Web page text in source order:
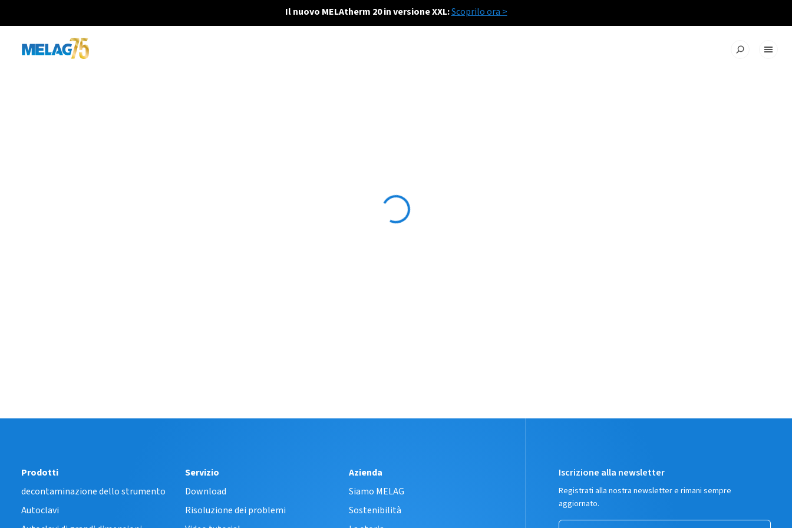
Il nuovo MELAtherm 20 in versione XXL:Scoprilo ora >
Iscrizione alla newsletter
Registrati alla nostra newsletter e rimani sempre
aggiornato.
Prodotti
decontaminazione dello strumento
Autoclavi
Servizio
Download
Risoluzione dei problemi
Azienda
Siamo MELAG
Sostenibilità